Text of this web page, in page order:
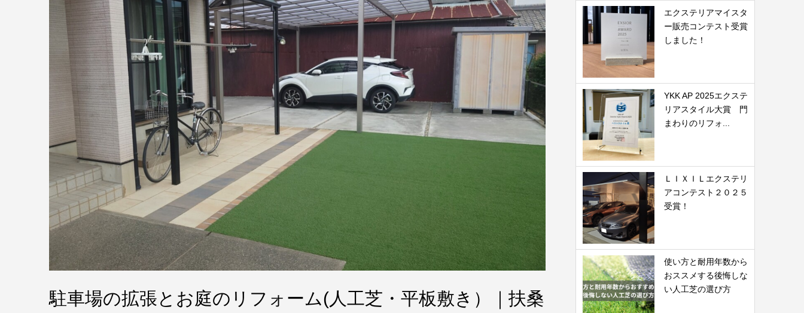
駐車場の拡張とお庭のリフォーム(人工芝・平板敷き）｜扶桑
エクステリアマイスタ
ー販売コンテスト受賞
しました！
YKK AP 2025エクステ
リアスタイル大賞 門
まわりのリフォ...
ＬＩＸＩＬエクステリ
アコンテスト２０２５
受賞！
使い方と耐用年数から
おススメする後悔しな
い人工芝の選び方